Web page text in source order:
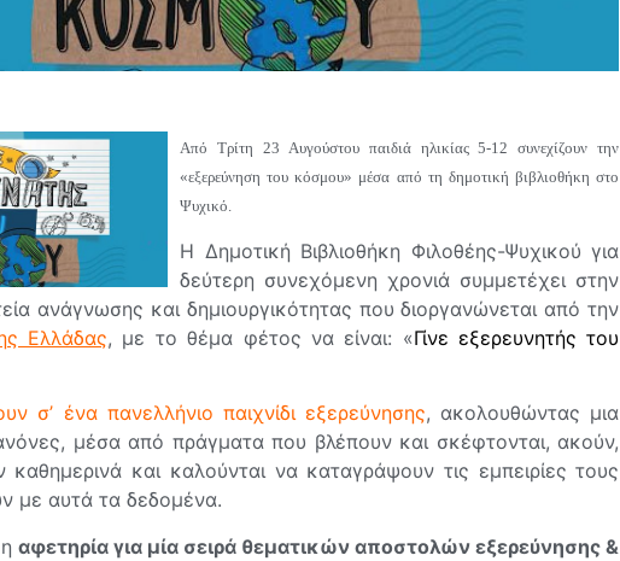
Από Τρίτη 23 Αυγούστου παιδιά ηλικίας 5-12 συνεχίζουν την
«εξερεύνηση του κόσμου» μέσα από τη δημοτική βιβλιοθήκη στο
Ψυχικό.
Η Δημοτική Βιβλιοθήκη Φιλοθέης-Ψυχικού για
δεύτερη συνεχόμενη χρονιά συμμετέχει στην
ανάγνωσης και δημιουργικότητας που διοργανώνεται από την
Ελλάδας, με το θέμα φέτος να είναι: «Γίνε εξερευνητής του
σ’ ένα πανελλήνιο παιχνίδι εξερεύνησης, ακολουθώντας μια
μέσα από πράγματα που βλέπουν και σκέφτονται, ακούν,
καθημερινά και καλούνται να καταγράψουν τις εμπειρίες τους
με αυτά τα δεδομένα.
ηαφετηρία για μία σειρά θεματικών αποστολών εξερεύνησης &